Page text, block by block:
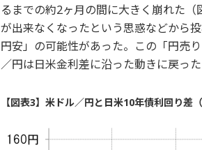
るまでの約2ヶ月の間に大きく崩れた
が出来なくなったという思惑などから
円安」の可能性があった。この「円売
／円は日米金利差に沿った動きに戻っ
【図表3】米ドル／円と日米10年債利回り差